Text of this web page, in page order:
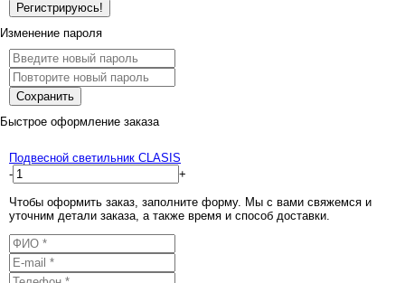
Регистрируюсь!
Изменение пароля
Сохранить
Быстрое оформление заказа
Подвесной светильник CLASIS
-
+
Чтобы оформить заказ, заполните форму. Мы с вами свяжемся и
уточним детали заказа, а также время и способ доставки.